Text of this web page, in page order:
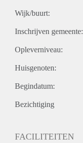
Wijk/buurt:
Inschrijven gemeente:
Opleverniveau:
Huisgenoten:
Begindatum:
Bezichtiging
FACILITEITEN